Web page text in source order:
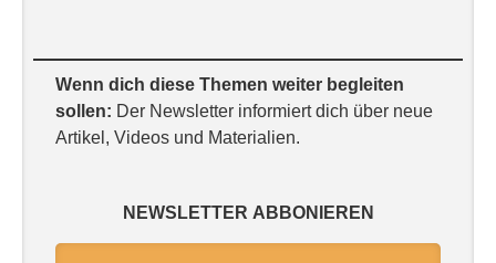
Wenn dich diese Themen weiter begleiten
sollen: Der Newsletter informiert dich über neue
Artikel, Videos und Materialien.
NEWSLETTER ABBONIEREN